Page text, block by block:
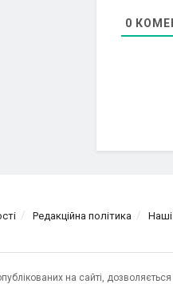
0
Редакційна політика
на сайті,